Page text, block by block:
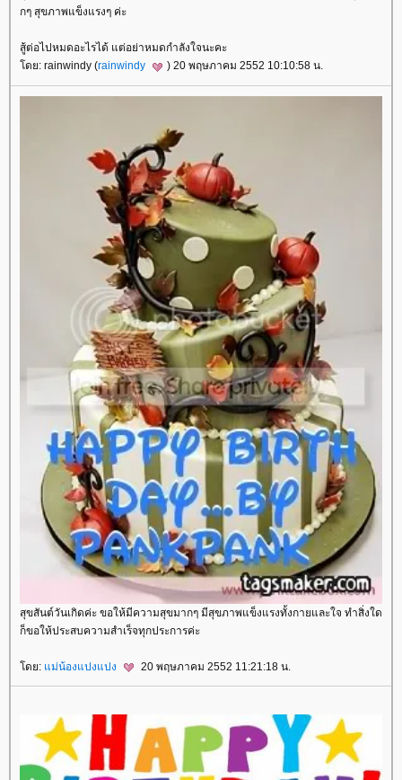
กๆ สุขภาพแข็งแรงๆ ค่ะ
สู้ต่อไปหมดอะไรได้ แต่อย่าหมดกำลังใจนะคะ
ดย: rainwindy (rainwindy ) 20 พฤษภาคม 2552 10:10:58 น.
สุขสันต์วันเกิดค่ะ ขอให้มีความสุขมากๆ มีสุขภาพแข็งแรงทั้งกายและใจ ทำสิ่งใด
ก็ขอให้ประสบความสำเร็จทุกประการค่ะ
ดย: ม่น้องแปงแปง 20 พฤษภาคม 2552 11:21:18 น.